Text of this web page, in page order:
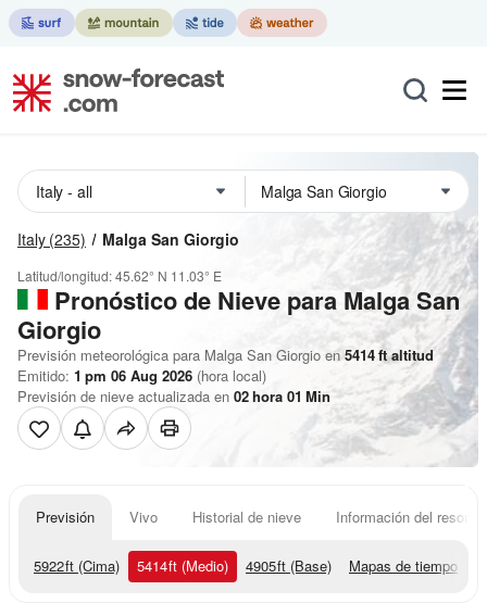
Italy (235) Malga San Giorgio
Latitud/longitud:45.62° N 11.03° E
Pronóstico de Nieve para Malga San
Giorgio
Previsión meteorológica para Malga San Giorgio en 5414ftaltitud
Emitido: 1 pm 06 Aug 2026 (hora local)
Previsión de nieve actualizada en 02hora 01 Min
Previsión Vivo Historial de nieve Información del resort
5922ft (Cima) 5414ft (Medio) 4905ft (Base) Mapas de tiempo